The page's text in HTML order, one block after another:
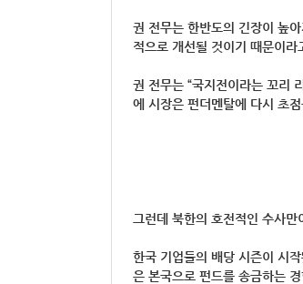
권 전무는 한반도의 긴장이 높
적으로 개선될 것이기 때문이라
권 전무는 “국지전이라는 꼬리
에 시장은 펀더멘탈에 다시 초
그런데 북한의 호전적인 수사
한국 기업들의 배당 시즌이 시
은 본국으로 펀드를 송금하는